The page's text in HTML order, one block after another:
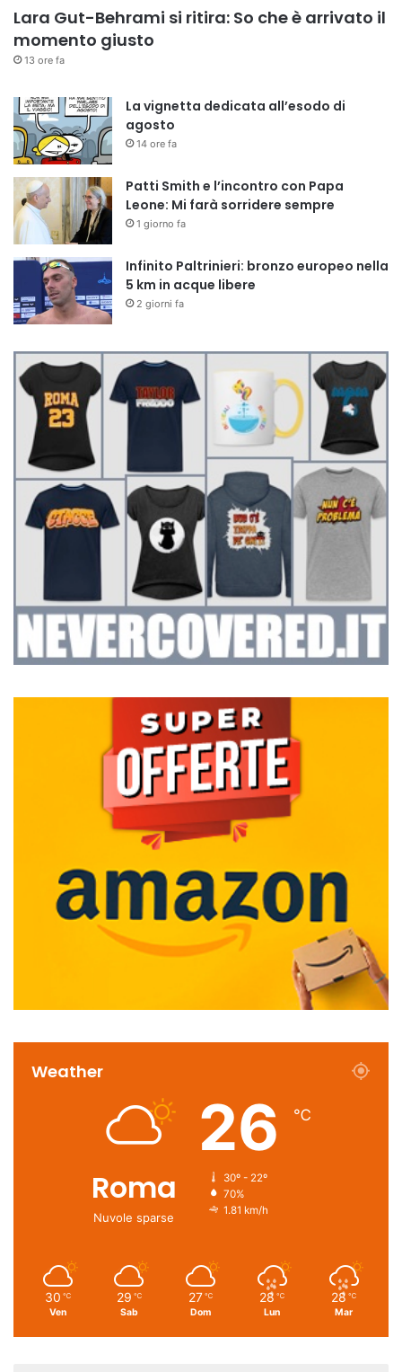
Lara Gut-Behrami si ritira: So che è arrivato il
momento giusto
13 ore fa
La vignetta dedicata all’esodo di
agosto
14 ore fa
Patti Smith e l’incontro con Papa
Leone: Mi farà sorridere sempre
1 giorno fa
Infinito Paltrinieri: bronzo europeo nella
5 km in acque libere
2 giorni fa
Weather
Roma
Nuvole sparse
26 ℃
30º - 22º
70%
1.81 km/h
30 ℃
Ven
29 ℃
Sab
27 ℃
Dom
28 ℃
Lun
28 ℃
Mar